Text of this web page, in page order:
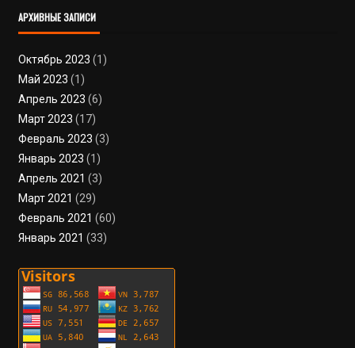
АРХИВНЫЕ ЗАПИСИ
Октябрь 2023 (1)
Май 2023 (1)
Апрель 2023 (6)
Март 2023 (17)
Февраль 2023 (3)
Январь 2023 (1)
Апрель 2021 (3)
Март 2021 (29)
Февраль 2021 (60)
Январь 2021 (33)